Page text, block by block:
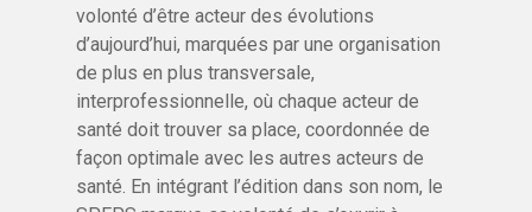
Caractéristiques :
Périodicité :bimestrielle
Nombre de numéros / an :
Tirage moyen :3200
Diffusion moyenne :2900
Domaine :Organe d'informations professionnelles
National des Ophtalmologistes de France (SNOF).
volonté d’être acteur des évolutions
d’aujourd’hui, marquées par une organisation
de plus en plus transversale,
interprofessionnelle, où chaque acteur de
santé doit trouver sa place, coordonnée de
façon optimale avec les autres acteurs de
santé. En intégrant l’édition dans son nom, le